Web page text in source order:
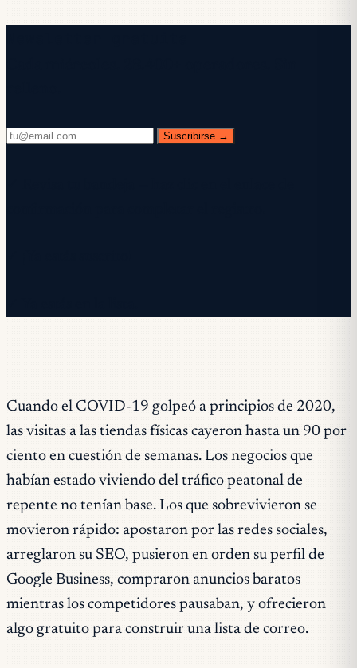
Suscribirse →
Cuando el COVID-19 golpeó a principios de 2020,
las visitas a las tiendas físicas cayeron hasta un 90 por
ciento en cuestión de semanas. Los negocios que
habían estado viviendo del tráfico peatonal de
repente no tenían base. Los que sobrevivieron se
movieron rápido: apostaron por las redes sociales,
arreglaron su SEO, pusieron en orden su perfil de
Google Business, compraron anuncios baratos
mientras los competidores pausaban, y ofrecieron
algo gratuito para construir una lista de correo.